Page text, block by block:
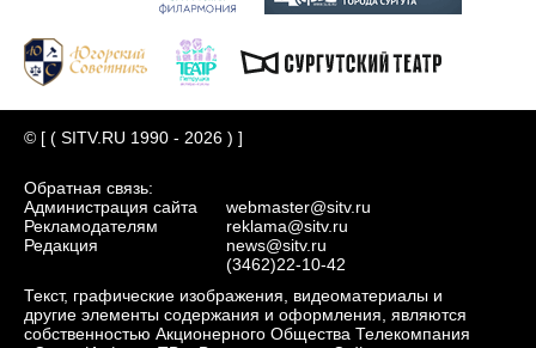
© [ ( SITV.RU 1990 - 2026 ) ]
Обратная связь:
Администрация сайта
Рекламодателям
Редакция
webmaster@sitv.ru
reklama@sitv.ru
news@sitv.ru
(3462)22-10-42
Текст, графические изображения, видеоматериалы и
другие элементы содержания и оформления, являются
собственностью Акционерного Общества Телекомпания